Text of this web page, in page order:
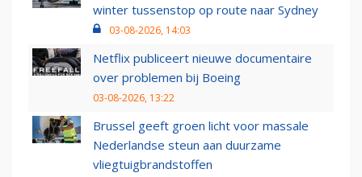
winter tussenstop op route naar Sydney
03-08-2026, 14:03
Netflix publiceert nieuwe documentaire
over problemen bij Boeing
03-08-2026, 13:22
Brussel geeft groen licht voor massale
Nederlandse steun aan duurzame
vliegtuigbrandstoffen